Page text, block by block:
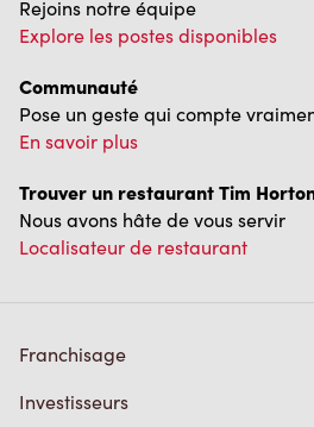
Communauté
Pose un geste qui compte vraiment
En savoir plus
Trouver un restaurant Tim Hortons
Nous avons hâte de vous servir
Localisateur de restaurant
Investisseurs
Communiquer avec nous